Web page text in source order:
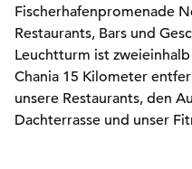
Fischerhafenpromenade
Restaurants, Bars und
Leuchtturm ist
Chania 15 Kilometer
unsere Restaurants, den
Dachterrasse und unser